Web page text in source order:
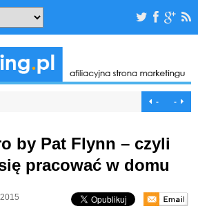
- -
by Pat Flynn – czyli
pracować w domu